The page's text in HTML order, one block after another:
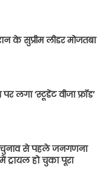
के सुप्रीम लीडर मोजतबा
लगा ‘स्टूडेंट वीजा फ्रॉड’
चुनाव से पहले जनगणना
ट्रायल हो चुका पूरा